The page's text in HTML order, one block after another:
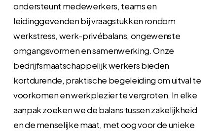
ondersteunt medewerkers, teams en
leidinggevenden bij vraagstukken rondom
werkstress, werk-privébalans, ongewenste
omgangsvormen en samenwerking. Onze
bedrijfsmaatschappelijk werkers bieden
kortdurende, praktische begeleiding om uitval te
voorkomen en werkplezier te vergroten. In elke
aanpak zoeken we de balans tussen zakelijkheid
en de menselijke maat, met oog voor de unieke